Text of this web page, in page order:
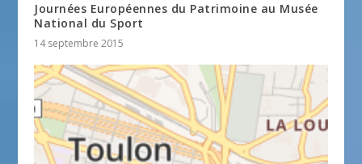
Journées Européennes du Patrimoine au Musée
National du Sport
14 septembre 2015